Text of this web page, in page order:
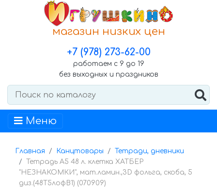
магазин низких цен
+7 (978) 273-62-00
работаем с 9 до 19
без выходных и праздников
Меню
Главная Канцтовары
Тетради, дневники
Тетрадь А5 48 л. клетка ХАТБЕР
"НЕЗНАКОМКИ", мат.ламин.,3D фольга, скоба, 5
диз.(48Т5лофВ1) (070909)